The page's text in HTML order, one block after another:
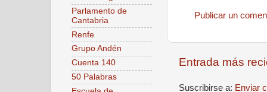
Publicar un
Entrada más
Suscribirse a: Enviar
Parlamento de
Cantabria
Renfe
Grupo Andén
Cuenta 140
50 Palabras